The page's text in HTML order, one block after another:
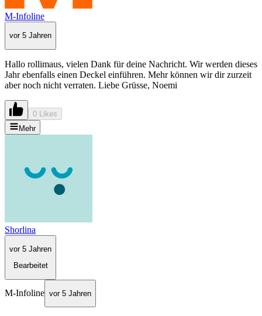
M-Infoline
vor 5 Jahren
Hallo rollimaus, vielen Dank für deine Nachricht. Wir werden dieses
Jahr ebenfalls einen Deckel einführen. Mehr können wir dir zurzeit
aber noch nicht verraten. Liebe Grüsse, Noemi
0 Likes
Mehr
Shorlina
vor 5 Jahren
Bearbeitet
M-Infoline vor 5 Jahren